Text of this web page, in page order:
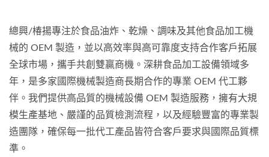
總興/椿揚專注於食品油炸、乾燥、調味及其他食品加工機
械的 OEM 製造，並以高效率與高可靠度支持合作客戶拓展
全球市場，攜手共創雙贏商機。深耕食品加工設備領域多
年，是多家國際機械製造商長期合作的專業 OEM 代工夥
伴。我們提供高品質的機械設備 OEM 製造服務，擁有大規
模生產基地、嚴謹的品質檢測流程，以及經驗豐富的專業製
造團隊，確保每一批代工產品皆符合客戶要求與國際品質標
準。